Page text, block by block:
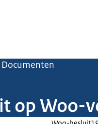
Documenten
op Woo-